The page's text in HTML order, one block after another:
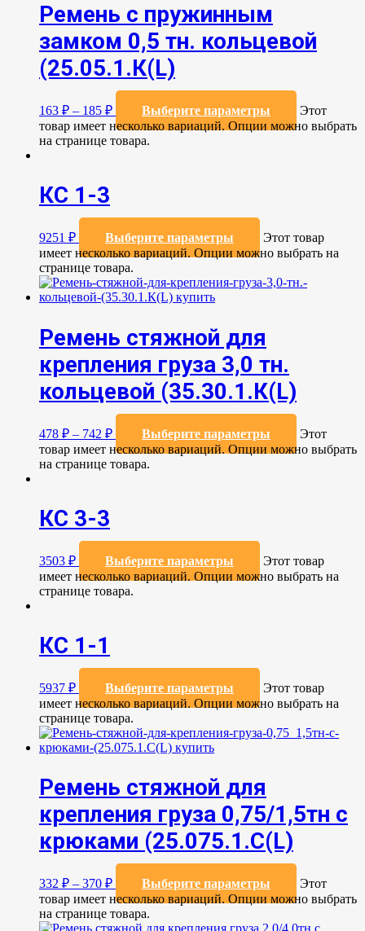
Ремень с пружинным
замком 0,5 тн. кольцевой
(25.05.1.К(L)
163 ₽ – 185 ₽ Выберите параметры
Этот
товар имеет несколько вариаций. Опции можно выбрать
на странице товара.
КС 1-3
9251 ₽ Выберите параметры
Этот товар
имеет несколько вариаций. Опции можно выбрать на
странице товара.
Ремень стяжной для
крепления груза 3,0 тн.
кольцевой (35.30.1.К(L)
478 ₽ – 742 ₽ Выберите параметры
Этот
товар имеет несколько вариаций. Опции можно выбрать
на странице товара.
КС 3-3
3503 ₽ Выберите параметры
Этот товар
имеет несколько вариаций. Опции можно выбрать на
странице товара.
КС 1-1
5937 ₽ Выберите параметры
Этот товар
имеет несколько вариаций. Опции можно выбрать на
странице товара.
Ремень стяжной для
крепления груза 0,75/1,5тн с
крюками (25.075.1.С(L)
332 ₽ – 370 ₽ Выберите параметры
Этот
товар имеет несколько вариаций. Опции можно выбрать
на странице товара.